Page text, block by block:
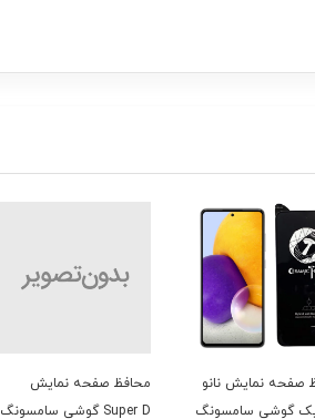
صفحه نمایش نانو
گوشی سامسونگ
محافظ صفحه نمایش
Super D گوشی سامسونگ